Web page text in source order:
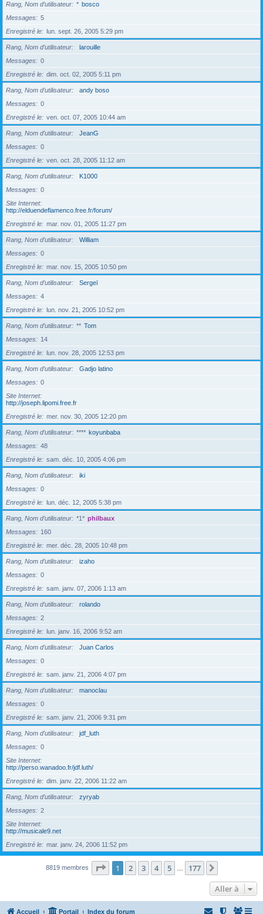
Rang, Nom d’utilisateur * bosco
Messages
5
Enregistré le
lun. sept. 26, 2005 5:29 pm
Rang, Nom d’utilisateur
larouille
Messages
0
Enregistré le
dim. oct. 02, 2005 5:11 pm
Rang, Nom d’utilisateur
andy boso
Messages
0
Enregistré le
ven. oct. 07, 2005 10:44 am
Rang, Nom d’utilisateur
JeanG
Messages
0
Enregistré le
ven. oct. 28, 2005 11:12 am
Rang, Nom d’utilisateur
K1000
Messages
0
Site Internet
http://elduendeflamenco.free.fr/forum/
Enregistré le
mar. nov. 01, 2005 11:27 pm
Rang, Nom d’utilisateur
William
Messages
0
Enregistré le
mar. nov. 15, 2005 10:50 pm
Rang, Nom d’utilisateur
Sergeï
Messages
4
Enregistré le
lun. nov. 21, 2005 10:52 pm
Rang, Nom d’utilisateur ** Tom
Messages
14
Enregistré le
lun. nov. 28, 2005 12:53 pm
Rang, Nom d’utilisateur
Gadjo latino
Messages
0
Site Internet
http://joseph.lipomi.free.fr
Enregistré le
mer. nov. 30, 2005 12:20 pm
Rang, Nom d’utilisateur **** koyunbaba
Messages
48
Enregistré le
sam. déc. 10, 2005 4:06 pm
Rang, Nom d’utilisateur
iki
Messages
0
Enregistré le
lun. déc. 12, 2005 5:38 pm
Rang, Nom d’utilisateur *1* philbaux
Messages
160
Enregistré le
mer. déc. 28, 2005 10:48 pm
Rang, Nom d’utilisateur
izaho
Messages
0
Enregistré le
sam. janv. 07, 2006 1:13 am
Rang, Nom d’utilisateur
rolando
Messages
2
Enregistré le
lun. janv. 16, 2006 9:52 am
Rang, Nom d’utilisateur
Juan Carlos
Messages
0
Enregistré le
sam. janv. 21, 2006 4:07 pm
Rang, Nom d’utilisateur
manoclau
Messages
0
Enregistré le
sam. janv. 21, 2006 9:31 pm
Rang, Nom d’utilisateur
jdf_luth
Messages
0
Site Internet
http://perso.wanadoo.fr/jdf.luth/
Enregistré le
dim. janv. 22, 2006 11:22 am
Rang, Nom d’utilisateur
zyryab
Messages
2
Site Internet
http://musicale9.net
Enregistré le
mar. janv. 24, 2006 11:52 pm
8819 membres Page 1sur177
1 2 3 4 5 177
Aller à
Accueil Portail Index du forum